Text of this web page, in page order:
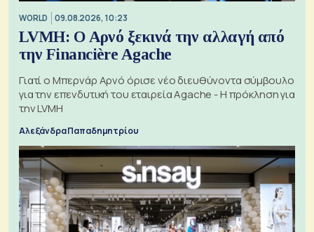
WORLD 09.08.2026, 10:23
LVMH: Ο Αρνό ξεκινά την αλλαγή από
την Financière Agache
Γιατί ο Μπερνάρ Αρνό όρισε νέο διευθύνοντα σύμβουλο
για την επενδυτική του εταιρεία Agache - Η πρόκληση για
την LVMH
Αλεξάνδρα Παπαδημητρίου